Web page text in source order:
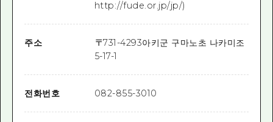
http://fude.or.jp/jp/)
주소 〒731-4293아키군 구마노초 나카미조
5-17-1
전화번호 082-855-3010